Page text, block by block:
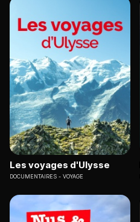
Les voyages d'Ulysse
DOCUMENTAIRES VOYAGE